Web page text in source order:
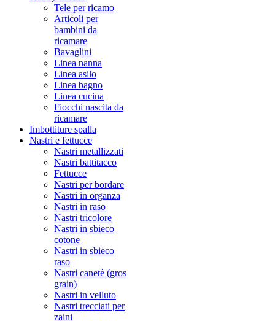
Tele per ricamo
Articoli per
bambini da
ricamare
Bavaglini
Linea nanna
Linea asilo
Linea bagno
Linea cucina
Fiocchi nascita da
ricamare
Imbottiture spalla
Nastri e fettucce
Nastri metallizzati
Nastri battitacco
Fettucce
Nastri per bordare
Nastri in organza
Nastri in raso
Nastri tricolore
Nastri in sbieco
cotone
Nastri in sbieco
raso
Nastri canetè (gros
grain)
Nastri in velluto
Nastri trecciati per
zaini